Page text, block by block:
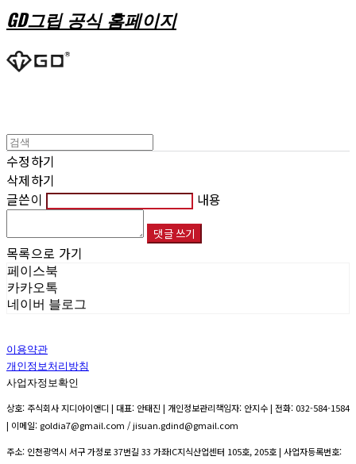
GD그립 공식 홈페이지
수정하기
삭제하기
글쓴이
내용
댓글 쓰기
목록으로 가기
페이스북
카카오톡
네이버 블로그
이용약관
개인정보처리방침
사업자정보확인
상호: 주식회사 지디아이앤디 | 대표: 안태진 | 개인정보관리책임자: 안지수 | 전화: 032-584-1584
| 이메일: goldia7@gmail.com / jisuan.gdind@gmail.com
주소: 인천광역시 서구 가정로 37번길 33 가좌IC지식산업센터 105호, 205호 | 사업자등록번호: